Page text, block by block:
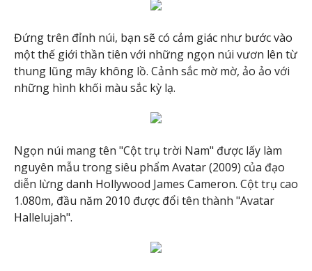
Đứng trên đỉnh núi, bạn sẽ có cảm giác như bước vào
một thế giới thần tiên với những ngọn núi vươn lên từ
thung lũng mây không lồ. Cảnh sắc mờ mờ, ảo ảo với
những hình khối màu sắc kỳ lạ.
Ngọn núi mang tên "Cột trụ trời Nam" được lấy làm
nguyên mẫu trong siêu phẩm Avatar (2009) của đạo
diễn lừng danh Hollywood James Cameron. Cột trụ cao
1.080m, đầu năm 2010 được đổi tên thành "Avatar
Hallelujah".